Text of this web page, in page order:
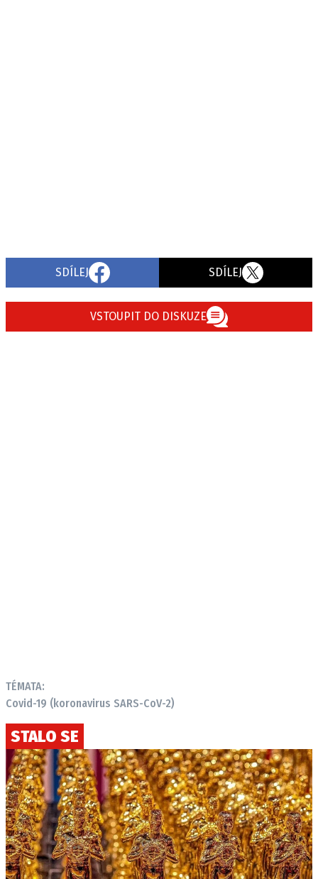
SDÍLEJ SDÍLEJ
VSTOUPIT DO DISKUZE
TÉMATA:
Covid-19 (koronavirus SARS-CoV-2)
STALO SE